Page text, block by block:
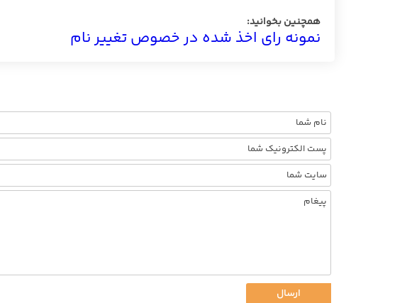
همچنین بخوانید:
نمونه رای اخذ شده در خصوص تغییر نام
ارسال